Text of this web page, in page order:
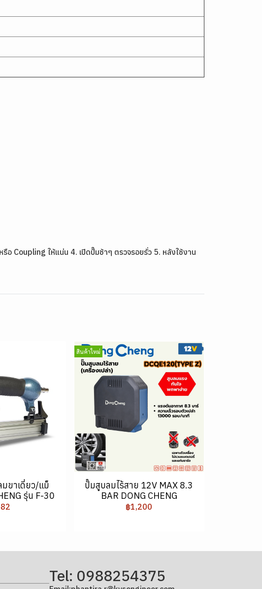
Coupling ให้แน่น 4. เปิดปั๊มช้าๆ ตรวจรอยรั่ว 5. หลังใช้งาน
มขาเดี่ยว/แม็
รุ่น F-30
สินค้าใหม่
ปั๊มสูบลมไร้สาย 12V MAX 8.3
BAR DONG CHENG
฿1,200
Tel: 0988254375